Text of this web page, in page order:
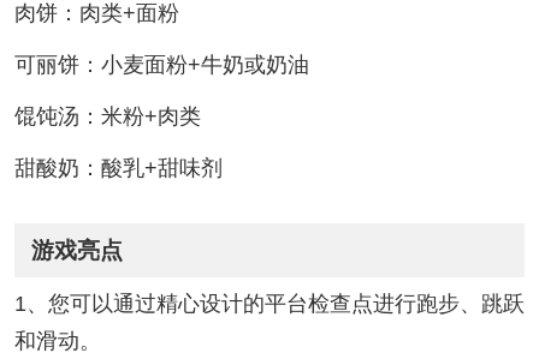
肉饼：肉类+面粉
可丽饼：小麦面粉+牛奶或奶油
馄饨汤：米粉+肉类
甜酸奶：酸乳+甜味剂
游戏亮点
1、您可以通过精心设计的平台检查点进行跑步、跳跃
和滑动。